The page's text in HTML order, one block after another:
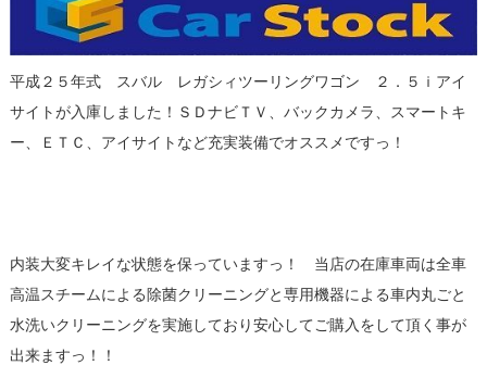
平成２５年式 スバル レガシィツーリングワゴン ２．５ｉアイ
サイトが入庫しました！ＳＤナビＴＶ、バックカメラ、スマートキ
ー、ＥＴＣ、アイサイトなど充実装備でオススメですっ！
内装大変キレイな状態を保っていますっ！ 当店の在庫車両は全車
高温スチームによる除菌クリーニングと専用機器による車内丸ごと
水洗いクリーニングを実施しており安心してご購入をして頂く事が
出来ますっ！！